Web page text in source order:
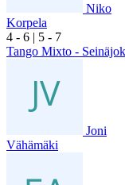
Niko
Korpela
4 - 6 | 5 - 7
Tango Mixto -
Joni
Vähämäki